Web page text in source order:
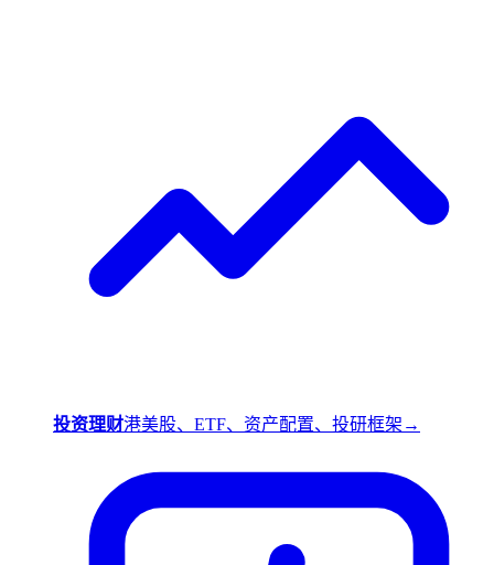
投资理财港美股、ETF、资产配置、投研框架 →